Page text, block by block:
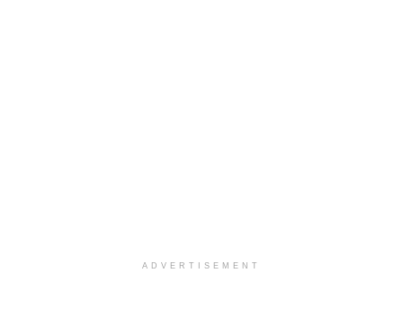
ADVERTISEMENT